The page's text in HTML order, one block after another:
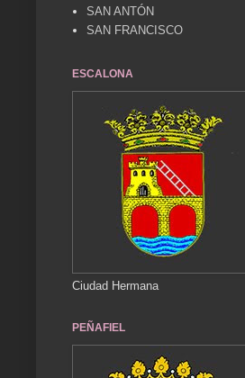
SAN ANTÓN
SAN FRANCISCO
ESCALONA
Ciudad Hermana
PEÑAFIEL